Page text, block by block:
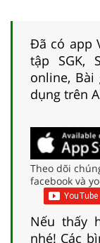
Đã có app
tập SGK,
online, Bài
dụng trên
Theo dõi
facebook và
Nếu thấy
nhé! Các